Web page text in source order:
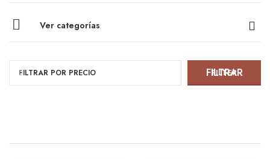
Ver categorías
FILTRAR POR PRECIO FILTER